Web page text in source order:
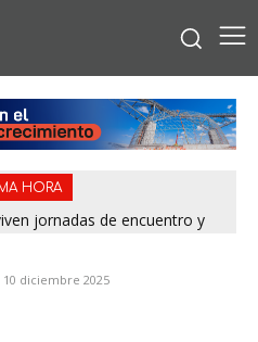
HORA
jornadas de encuentro y
10 diciembre 2025